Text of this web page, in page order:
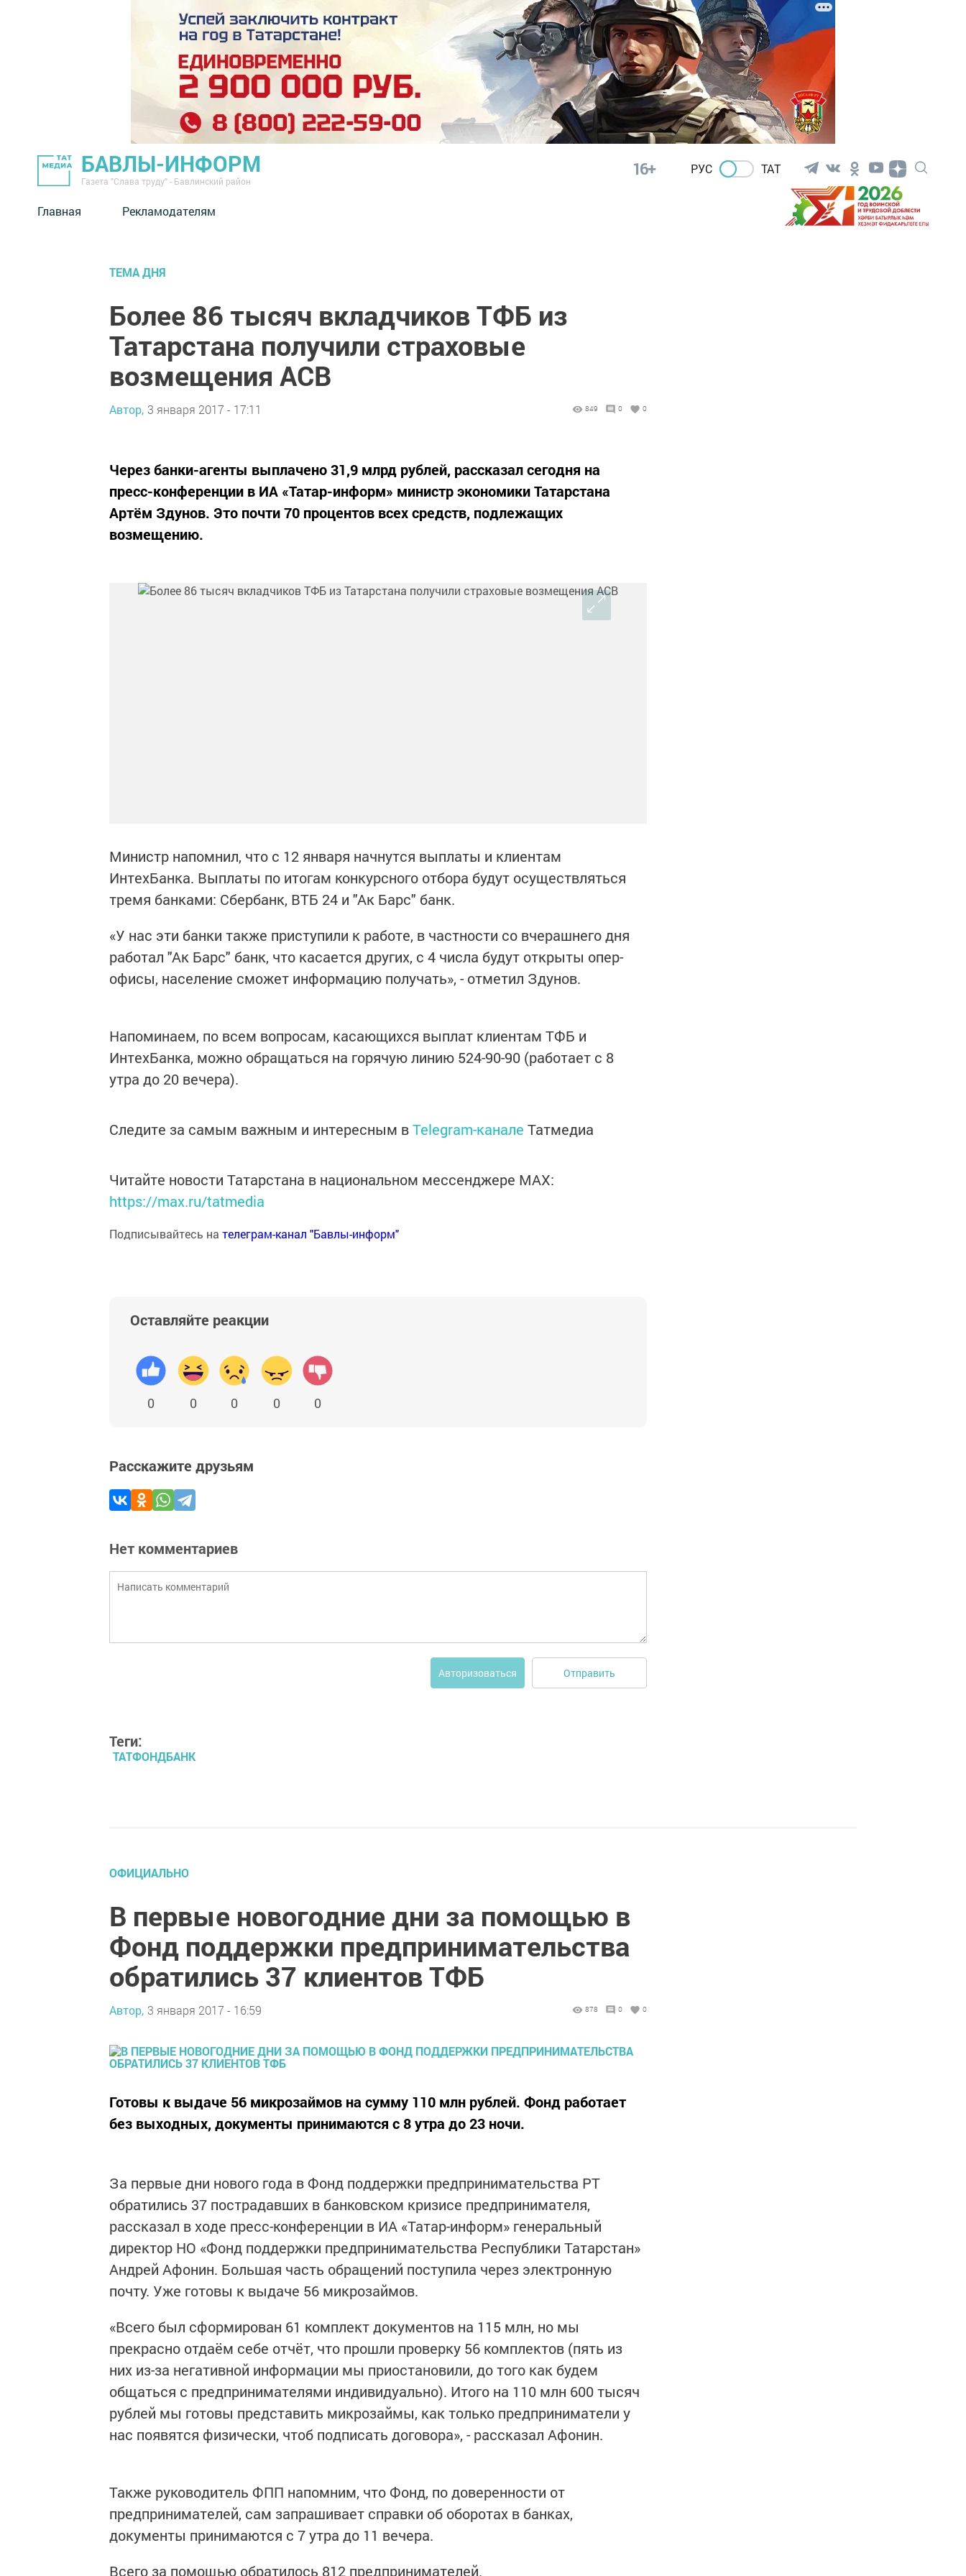
БАВЛЫ-ИНФОРМ
Газета "Слава труду" - Бавлинский район
16+ РУС ТАТ
Главная Рекламодателям
ТЕМА ДНЯ
Более 86 тысяч вкладчиков ТФБ из
Татарстана получили страховые
возмещения АСВ
Автор, 3 января 2017 - 17:11 849 0 0
Через банки-агенты выплачено 31,9 млрд рублей, рассказал сегодня на
пресс-конференции в ИА «Татар-информ» министр экономики Татарстана
Артём Здунов. Это почти 70 процентов всех средств, подлежащих
возмещению.
Министр напомнил, что с 12 января начнутся выплаты и клиентам
ИнтехБанка. Выплаты по итогам конкурсного отбора будут осуществляться
тремя банками: Сбербанк, ВТБ 24 и "Ак Барс" банк.
«У нас эти банки также приступили к работе, в частности со вчерашнего дня
работал "Ак Барс" банк, что касается других, с 4 числа будут открыты опер-
офисы, население сможет информацию получать», - отметил Здунов.
Напоминаем, по всем вопросам, касающихся выплат клиентам ТФБ и
ИнтехБанка, можно обращаться на горячую линию 524-90-90 (работает с 8
утра до 20 вечера).
Следите за самым важным и интересным вTelegram-канале Татмедиа
Читайте новости Татарстана в национальном мессенджере MАХ:
https://max.ru/tatmedia
Подписывайтесь на телеграм-канал "Бавлы-информ"
Оставляйте реакции
0 0 0 0 0
Расскажите друзьям
Нет комментариев
Авторизоваться Отправить
Теги:
ТАТФОНДБАНК
ОФИЦИАЛЬНО
В первые новогодние дни за помощью в
Фонд поддержки предпринимательства
обратились 37 клиентов ТФБ
Автор, 3 января 2017 - 16:59 878 0 0
Готовы к выдаче 56 микрозаймов на сумму 110 млн рублей. Фонд работает
без выходных, документы принимаются с 8 утра до 23 ночи.
За первые дни нового года в Фонд поддержки предпринимательства РТ
обратились 37 пострадавших в банковском кризисе предпринимателя,
рассказал в ходе пресс-конференции в ИА «Татар-информ» генеральный
директор НО «Фонд поддержки предпринимательства Республики Татарстан»
Андрей Афонин. Большая часть обращений поступила через электронную
почту. Уже готовы к выдаче 56 микрозаймов.
«Всего был сформирован 61 комплект документов на 115 млн, но мы
прекрасно отдаём себе отчёт, что прошли проверку 56 комплектов (пять из
них из-за негативной информации мы приостановили, до того как будем
общаться с предпринимателями индивидуально). Итого на 110 млн 600 тысяч
рублей мы готовы представить микрозаймы, как только предприниматели у
нас появятся физически, чтоб подписать договора», - рассказал Афонин.
Также руководитель ФПП напомним, что Фонд, по доверенности от
предпринимателей, сам запрашивает справки об оборотах в банках,
документы принимаются с 7 утра до 11 вечера.
Всего за помощью обратилось 812 предпринимателей.